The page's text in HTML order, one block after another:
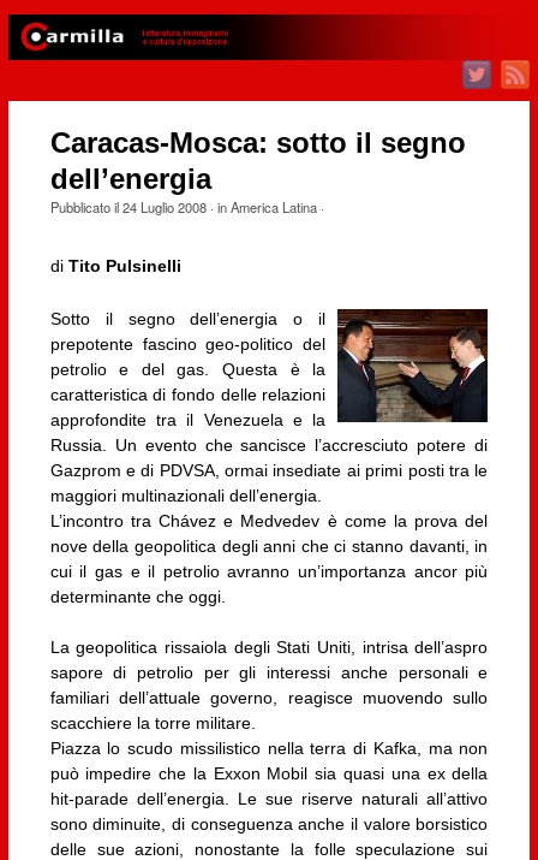
Caracas-Mosca: sotto il segno
dell’energia
Pubblicato il24 Luglio 2008· inAmerica Latina·
di Tito Pulsinelli
Sotto il segno dell’energia o il
prepotente fascino geo-politico del
petrolio e del gas. Questa è la
caratteristica di fondo delle relazioni
approfondite tra il Venezuela e la
Russia. Un evento che sancisce l’accresciuto potere di
Gazprom e di PDVSA, ormai insediate ai primi posti tra le
maggiori multinazionali dell’energia.
L’incontro tra Chávez e Medvedev è come la prova del
nove della geopolitica degli anni che ci stanno davanti, in
cui il gas e il petrolio avranno un’importanza ancor più
determinante che oggi.
La geopolitica rissaiola degli Stati Uniti, intrisa dell’aspro
sapore di petrolio per gli interessi anche personali e
familiari dell’attuale governo, reagisce muovendo sullo
scacchiere la torre militare.
Piazza lo scudo missilistico nella terra di Kafka, ma non
può impedire che la Exxon Mobil sia quasi una ex della
hit-parade dell’energia. Le sue riserve naturali all’attivo
sono diminuite, di conseguenza anche il valore borsistico
delle sue azioni, nonostante la folle speculazione sui